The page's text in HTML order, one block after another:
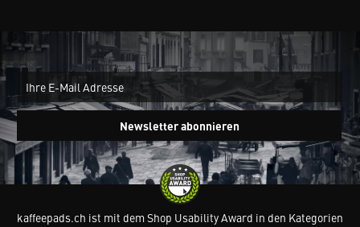
Newsletter abonnieren
kaffeepads.ch ist mit dem Shop Usability Award in den Kategorien